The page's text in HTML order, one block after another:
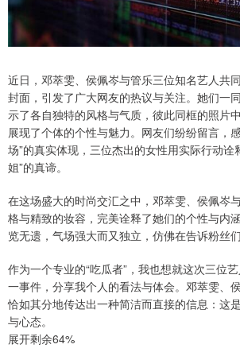
近日，邓萃雯、侯佩岑与管乐三位知名艺人共
封面，引发了广大网友的热议与关注。她们一
示了各自独特的风格与气质，彼此同框的照片
展现了个体的个性与魅力。网友们纷纷留言，
场”的真实体现，三位杰出的女性用实际行动诠
姐”的真谛。
在这场盛大的时尚交汇之中，邓萃雯、侯佩岑
格与精致的妆容，完美诠释了她们的个性与内
览无遗，气场强大而又独立，仿佛在告诉粉丝
作为一个专业的“吃瓜者”，我也想就这次三位
一事件，分享我个人的看法与体会。邓萃雯、
恰如其分地传达出一种简洁而直接的信息：这
与心态。
展开剩余64%